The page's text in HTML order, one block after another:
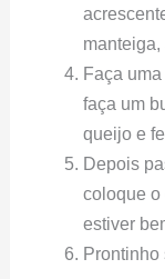
Faça
faça um
queijo e
Depois
coloque o
estiver
Prontinho